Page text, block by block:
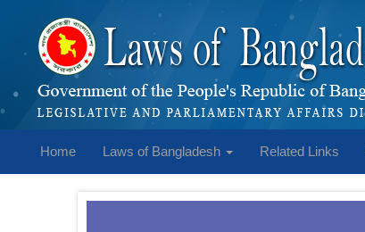
Home Laws of Bangladesh Related Links